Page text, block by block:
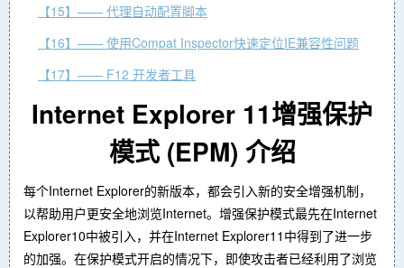
【15】—— 代理自动配置脚本
【16】—— 使用Compat Inspector快速定位IE兼容性问题
【17】—— F12 开发者工具
Internet Explorer 11增强保护
模式 (EPM) 介绍
每个Internet Explorer的新版本，都会引入新的安全增强机制，
以帮助用户更安全地浏览Internet。增强保护模式最先在Internet
Explorer10中被引入，并在Internet Explorer11中得到了进一步
的加强。在保护模式开启的情况下，即使攻击者已经利用了浏览